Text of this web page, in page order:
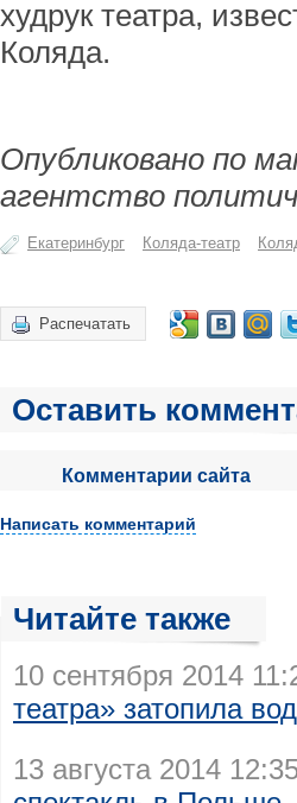
худрук театра,
Коляда.
Опубликовано по
агентство
Екатеринбург Коляда-театр
Распечатать
Оставить
Комментарии сайта
Написать комментарий
Читайте также
10 сентября 2014
театра» затопила
13 августа 2014